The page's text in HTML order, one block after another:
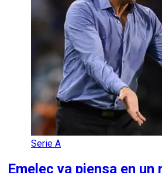
Serie A
Emelec ya piensa en